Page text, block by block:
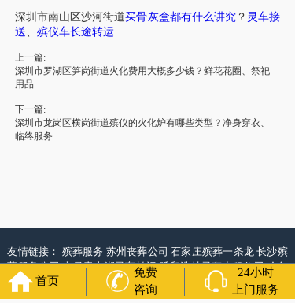
深圳市南山区沙河街道买骨灰盒都有什么讲究 ？ 灵车接
送
殡仪车长途转运
上一篇:
深圳市罗湖区笋岗街道火化费用大概多少钱？鲜花花圈、祭祀
用品
下一篇:
深圳市龙岗区横岗街道殡仪的火化炉有哪些类型？净身穿衣、
临终服务
友情链接： 殡葬服务 苏州丧葬公司石家庄殡葬一条龙长沙殡
葬服务公司南昌青山湖灵车转运呼和浩特灵车出租公司哈尔
滨道里区丧葬用品
西宁城东区白事服务
潍坊奎文区殡仪馆服
务 乳山寿衣店铺 杭州上城区灵堂布置 沈阳浑南区殡葬平台
首页
免费
咨询
24小时
上门服务